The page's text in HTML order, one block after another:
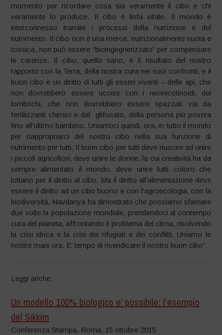
momento per ricordare cosa sia veramente il cibo e chi
veramente lo produce. Il cibo è linfa vitale. Il mondo è
interconnesso tramite i processi della nutrizione e del
nutrimento. Il cibo non è una merce, nutrizionalmente vuota e
tossica, non può essere “bioingegnerizzato” per compensare
le carenze. Il cibo, quello sano, è il risultato del nostro
rapporto con la Terra, della nostra cura nei suoi confronti, e il
buon cibo è un diritto di tutti gli esseri viventi – delle api, che
non dovrebbero essere uccise con i neonicotinoidi, dei
lombrichi, che non dovrebbero essere spazzati via da
fertilizzanti chimici e dal glifosato, della persona più povera
fino all’ultimo bambino. Uniamoci quindi, ora, in tutto il mondo
per riappropriarci del nostro cibo nella sua funzione di
nutrimento per tutti. Il buon cibo per tutti deve riuscire ad unire
i piccoli agricoltori, deve unire le donne, la cui creatività ha da
sempre alimentato il mondo, deve unire tutti coloro che
lottano per il diritto al cibo. Ma il diritto all’alimentazione deve
essere il diritto ad un cibo buono e con l’agroecologia, con la
biodiversità, Navdanya ha dimostrato che possiamo sfamare
due volte la popolazione mondiale, prendendoci al contempo
cura del pianeta, affrontando il problema del clima, risolvendo
la crisi idrica e la crisi dei rifugiati e dei conflitti. Uniamo le
nostre mani ora. E’ tempo di rivendicare il nostro buon cibo”.
Leggi anche:
Un modello 100% biologico e’ possibile: l’esempio
del Sikkim
Conferenza Stampa, Roma, 15 ottobre 2015